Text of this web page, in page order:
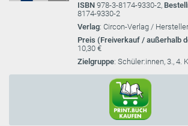
ISBN 978-3-8174-9330-2,
8174-9330-2
Verlag: Circon-Verlag /
Preis (Freiverkauf / außerhalb
10,30 €
Zielgruppe: Schüler:innen, 3., 4.